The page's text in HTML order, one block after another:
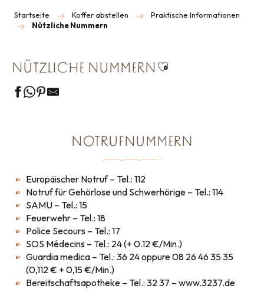
Startseite Koffer abstellen
Praktische Informationen
Nützliche Nummern
NÜTZLICHE NUMMERN Ajouter aux favoris
NOTRUFNUMMERN
Europäischer Notruf – Tel.: 112
Notruf für Gehörlose und Schwerhörige – Tel.: 114
SAMU – Tel.: 15
Feuerwehr – Tel.: 18
Police Secours – Tel.: 17
SOS Médecins – Tel.: 24 (+ 0.12 €/Min.)
Guardia medica – Tel.: 36 24 oppure 08 26 46 35 35
(0,112 € + 0,15 €/Min.)
Bereitschaftsapotheke – Tel.: 32 37 – www.3237.de